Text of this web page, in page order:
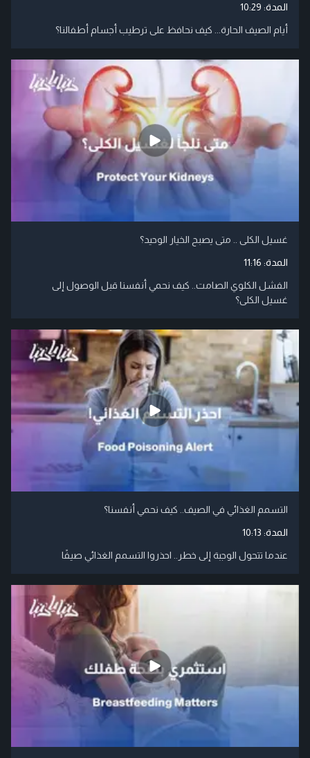
المدة: 10:29
أيام الصيف الحارة... كيف نحافظ على ترطيب أجسام أطفالنا؟
غسيل الكلى .. متى يصبح الخيار الوحيد؟
المدة: 11:16
الفشل الكلوي الصامت.. كيف نحمي أنفسنا قبل الوصول إلى
غسيل الكلى؟
التسمم الغذائي في الصيف.. كيف نحمي أنفسنا؟
المدة: 10:13
عندما تتحول الوجبة إلى خطر.. احذروا التسمم الغذائي صيفًا